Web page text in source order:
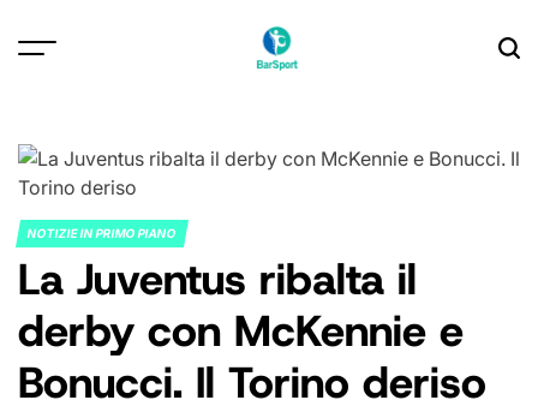
POSTED
IN
NOTIZIE IN PRIMO PIANO
La Juventus ribalta il
derby con McKennie e
Bonucci. Il Torino deriso